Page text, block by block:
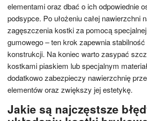
elementami oraz dbać o ich odpowiednie
podsypce. Po ułożeniu całej nawierzchni
zagęszczenia kostki za pomocą
gumowego – ten krok zapewnia stabilność
konstrukcji. Na koniec warto zasypać
kostkami piaskiem lub specjalnym
dodatkowo zabezpieczy nawierzchnię
elementów oraz zwiększy jej estetykę.
Jakie są najczęstsze